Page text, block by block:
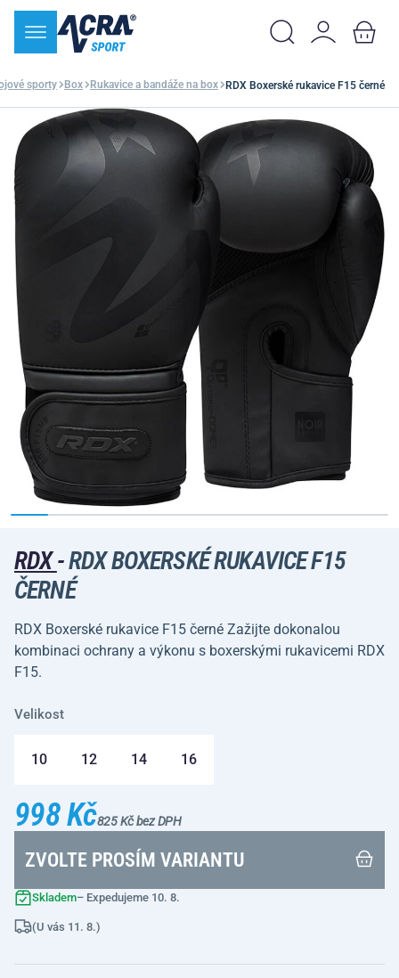
sporty Box Rukavice a bandáže na box RDX Boxerské rukavice F15 černé
RDX-RDX BOXERSKÉ RUKAVICE F15
ČERNÉ
RDX Boxerské rukavice F15 černé Zažijte dokonalou
kombinaci ochrany a výkonu s boxerskými rukavicemi RDX
F15.
Velikost
10 12 14 16
998 Kč825 Kč bez DPH
ZVOLTE PROSÍM VARIANTU
Skladem– Expedujeme 10. 8.
(U vás 11. 8.)